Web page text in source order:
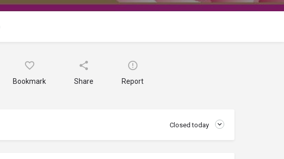
Bookmark Share Report
Closed today